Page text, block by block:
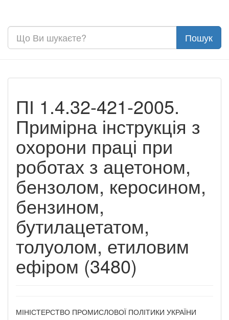
ПІ 1.4.32-421-2005.
Примірна інструкція з
охорони праці при
роботах з ацетоном,
бензолом, керосином,
бензином,
бутилацетатом,
толуолом, етиловим
ефіром (3480)
МІНІСТЕРСТВО ПРОМИСЛОВОЇ ПОЛІТИКИ УКРАЇНИ